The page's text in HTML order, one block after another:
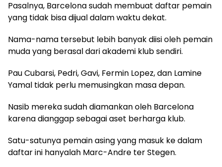
Pasalnya, Barcelona sudah membuat daftar pemain
yang tidak bisa dijual dalam waktu dekat.
Nama-nama tersebut lebih banyak diisi oleh pemain
muda yang berasal dari akademi klub sendiri.
Pau Cubarsi, Pedri, Gavi, Fermin Lopez, dan Lamine
Yamal tidak perlu memusingkan masa depan.
Nasib mereka sudah diamankan oleh Barcelona
karena dianggap sebagai aset berharga klub.
Satu-satunya pemain asing yang masuk ke dalam
daftar ini hanyalah Marc-Andre ter Stegen.